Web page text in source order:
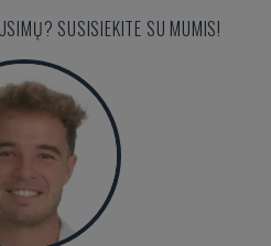
SUSISIEKITE SU MUMIS!